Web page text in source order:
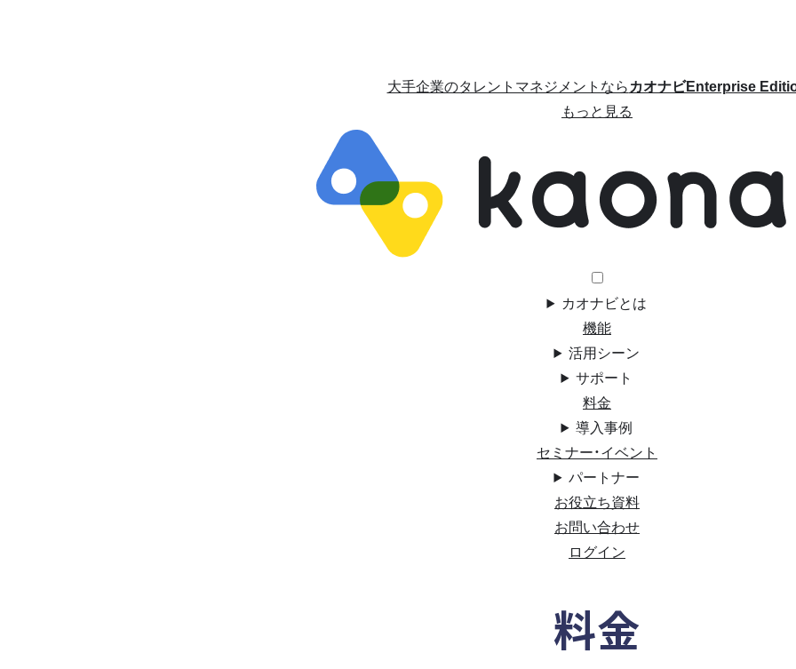
大手企業のタレントマネジメントならカオナビEnterprise
もっと見る
カオナビとは
機能
活用シーン
サポート
料金
導入事例
セミナー・イベント
パートナー
お役立ち資料
お問い合わせ
ログイン
料金